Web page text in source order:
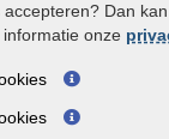
Dan
onze